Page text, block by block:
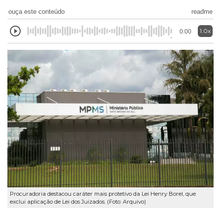
ouça este conteúdo readme
0:00 1.0x
Procuradoria destacou caráter mais protetivo da Lei Henry Borel, que
exclui aplicação de Lei dos Juizados. (Foto: Arquivo)